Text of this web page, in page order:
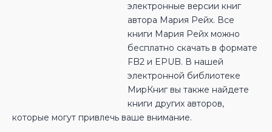
электронные версии книг
автора Мария Рейх. Все
книги Мария Рейх можно
бесплатно скачать в формате
FB2 и EPUB. В нашей
электронной библиотеке
МирКниг вы также найдете
книги других авторов,
которые могут привлечь ваше внимание.